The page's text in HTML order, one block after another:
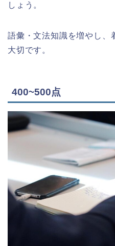
しょう。
語彙・文法知識を増やし、
大切です。
400~500点